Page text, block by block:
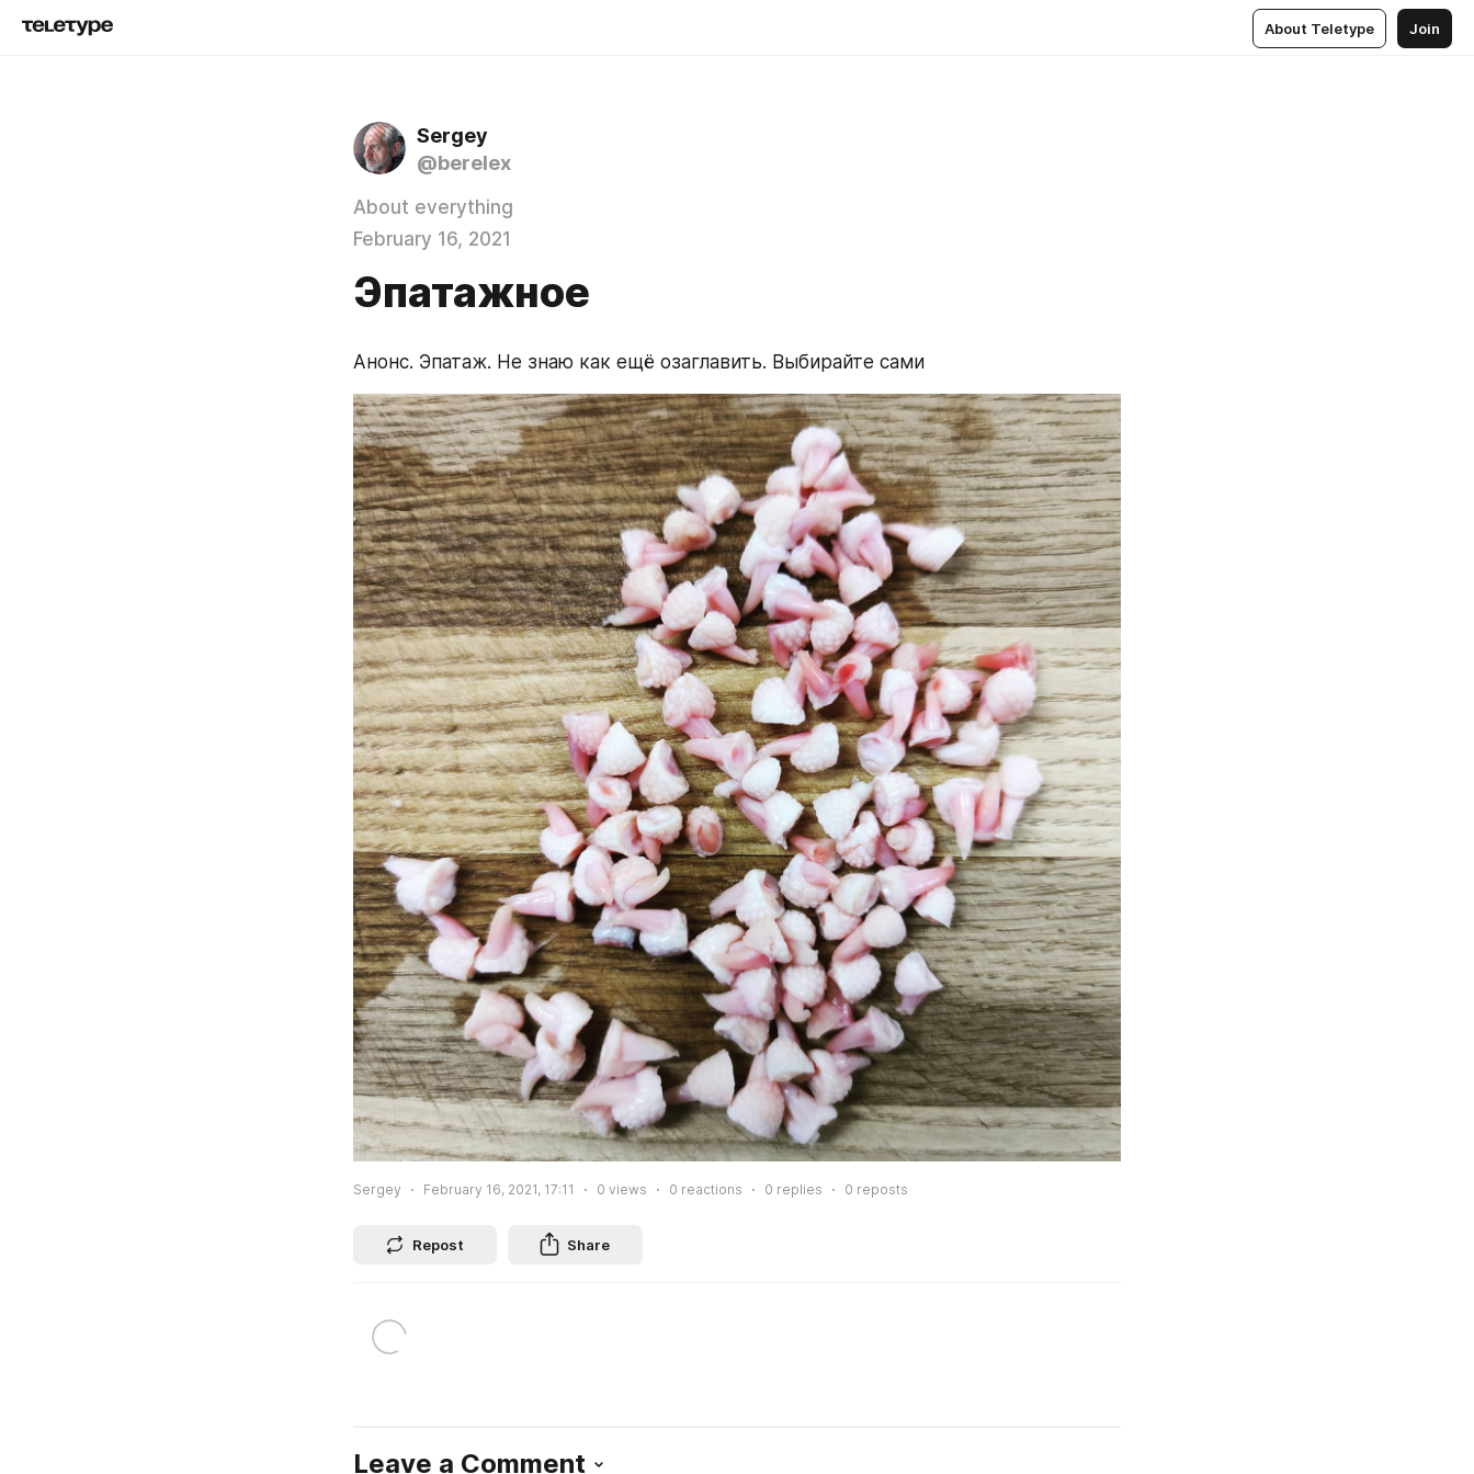
About Teletype Join
Sergey
@berelex
About everything
February 16, 2021
Эпатажное
Анонс. Эпатаж. Не знаю как ещё озаглавить. Выбирайте сами
Sergey February 16, 2021, 17:11 0 views 0 reactions 0 replies 0 reposts
Repost Share
Leave a Comment